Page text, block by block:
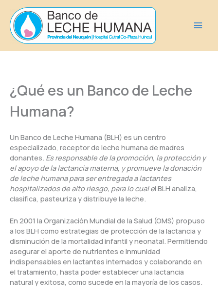
contenido
¿Qué es un Banco de Leche
Humana?
Un Banco de Leche Humana (BLH) es un centro
especializado, receptor de leche humana de madres
donantes. Es responsable de la promoción, la protección y
el apoyo de la lactancia materna, y promueve la donación
de leche humana para ser entregada a lactantes
hospitalizados de alto riesgo, para lo cual el BLH analiza,
clasifica, pasteuriza y distribuye la leche.
En 2001 la Organización Mundial de la Salud (OMS) propuso
a los BLH como estrategias de protección de la lactancia y
disminución de la mortalidad infantil y neonatal. Permitiendo
asegurar el aporte de nutrientes e inmunidad
indispensables en lactantes internados y colaborando en
el tratamiento, hasta poder establecer una lactancia
natural y exitosa, como sucede en la mayoría de los casos.